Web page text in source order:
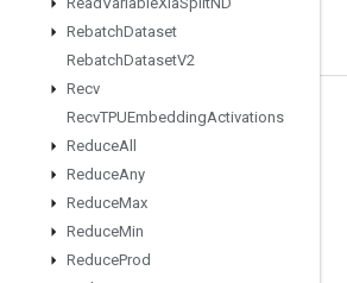
RebatchDataset
RebatchDatasetV2
Recv
RecvTPUEmbeddingActivations
ReduceAll
ReduceAny
ReduceMax
ReduceMin
ReduceProd
সবসময় যুক্ত থাকুন
ফোরাম
GitHub